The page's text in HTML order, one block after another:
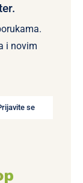
i novim
se